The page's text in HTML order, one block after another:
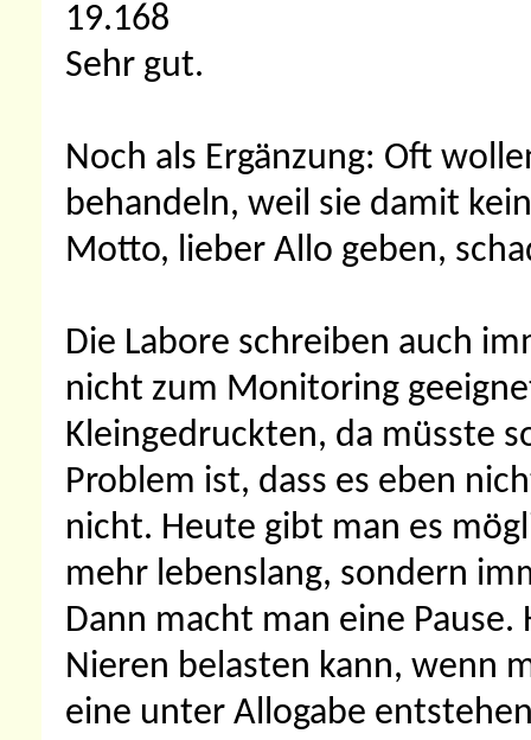
19.168
Sehr gut.
Noch als Ergänzung: Oft
behandeln, weil sie damit
Motto, lieber Allo geben,
Die Labore schreiben auch
nicht zum Monitoring
Kleingedruckten, da müsste
Problem ist, dass es eben
nicht. Heute gibt man es
mehr lebenslang, sondern
Dann macht man eine
Nieren belasten kann, wenn
eine unter Allogabe